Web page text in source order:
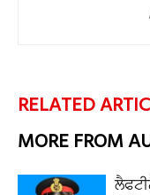
RELATED
MORE FROM